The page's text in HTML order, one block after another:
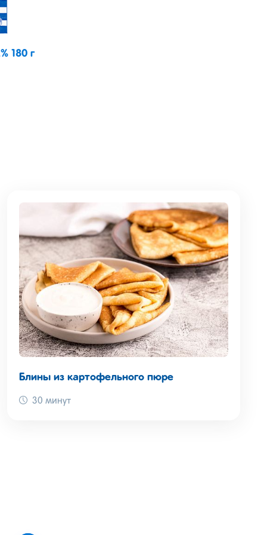
180 г
Блины из картофельного пюре
30 минут